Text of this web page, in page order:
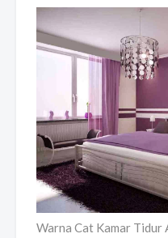
Warna Cat Kamar Tidur